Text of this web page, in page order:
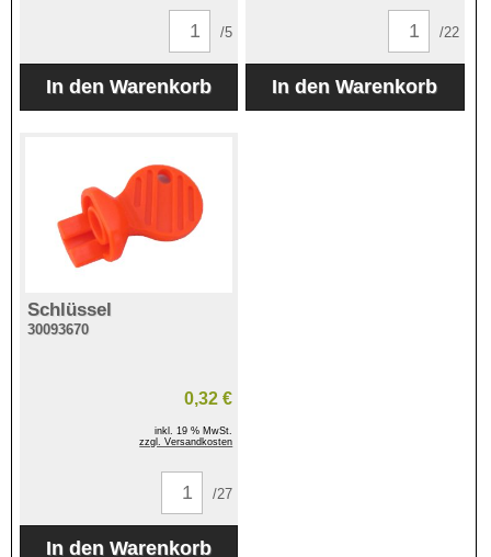
/5 /22
Schlüssel
30093670
0,32 €
inkl. 19 % MwSt.
zzgl. Versandkosten
/27